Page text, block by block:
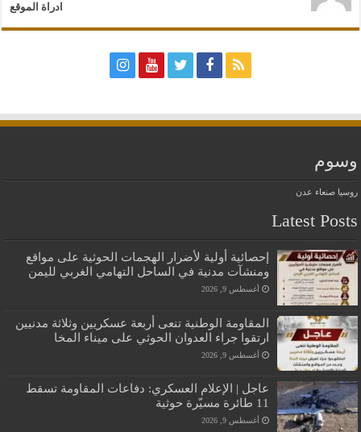
ادراة الموقع
وسوم
روسيا صنعاء عدن
Latest Posts
إحصائية أولية لأضرار الهجمات الحوثية على مواقع
ومنشآت مدنية في الساحل التهامي الغربي لليمن
أغسطس 9, 2026
المقاومة الوطنية تنعى أربعة عسكريين وثلاثة مدنيين
ارتقوا جراء العدوان الحوثي على ميناء المخا
أغسطس 9, 2026
عاجل | الإعلام العسكري: دفاعات المقاومة تسقط
11 طائرة مسيّرة حوثية
أغسطس 9, 2026